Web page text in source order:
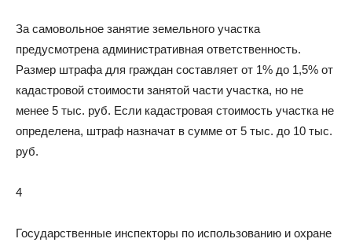
За самовольное занятие земельного участка
предусмотрена административная ответственность.
Размер штрафа для граждан составляет от 1% до 1,5% от
кадастровой стоимости занятой части участка, но не
менее 5 тыс. руб. Если кадастровая стоимость участка не
определена, штраф назначат в сумме от 5 тыс. до 10 тыс.
руб.
4
Государственные инспекторы по использованию и охране